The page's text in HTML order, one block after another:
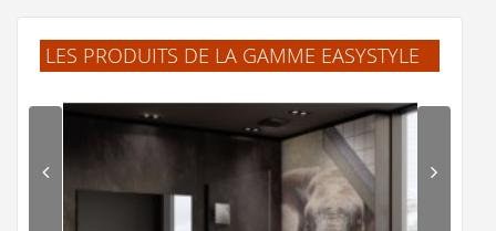
LES PRODUITS DE LA GAMME EASYSTYLE